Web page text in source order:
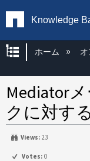
Knowledge
グローバ
ホーム
Mediator
クに対す
Views: 23
Votes: 0